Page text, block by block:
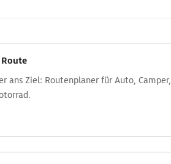
ans Ziel: Routen­planer für Auto, Camper,